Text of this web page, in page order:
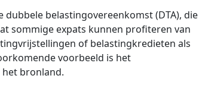
belastingovereenkomst (DTA), die
sommige expats kunnen profiteren van
of belastingkredieten als
voorbeeld is het
bronland.